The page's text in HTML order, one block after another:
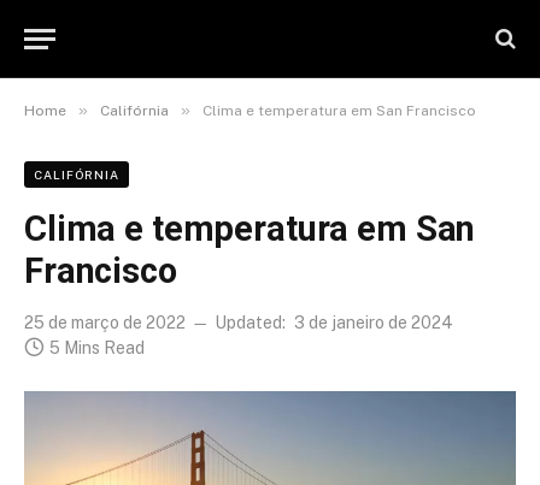
Home » Califórnia » Clima e temperatura em San Francisco
CALIFÓRNIA
Clima e temperatura em San
Francisco
25 de março de 2022 Updated: 3 de janeiro de 2024
5 Mins Read